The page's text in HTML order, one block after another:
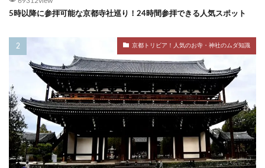
5時以降に参拝可能な京都寺社巡り！24時間参拝できる人気スポット
京都トリビア！人気のお寺・神社のムダ知識